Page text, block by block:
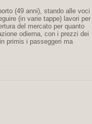
(49 anni), stando alle voci
(in varie tappe) lavori per
del mercato per quanto
odierna, con i prezzi dei
primis i passeggeri ma